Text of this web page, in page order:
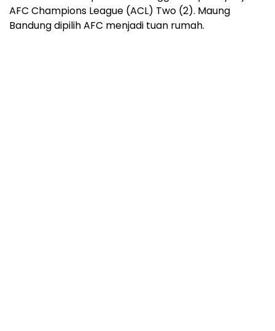
AFC Champions League (ACL) Two (2). Maung
Bandung dipilih AFC menjadi tuan rumah.